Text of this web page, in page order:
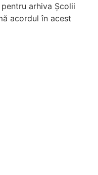
arhiva Școlii
acordul în acest